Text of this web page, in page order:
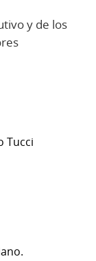
y de los
Tucci